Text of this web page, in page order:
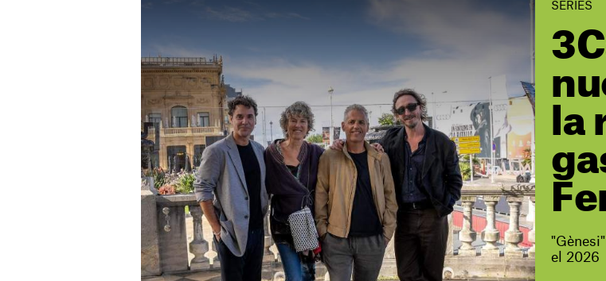
SERIES
la
el 2026